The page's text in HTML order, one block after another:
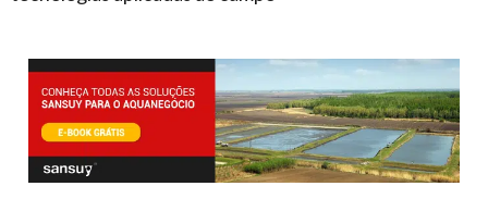
automotivo
móveis,
calçados,
epi's
caminhoneiro